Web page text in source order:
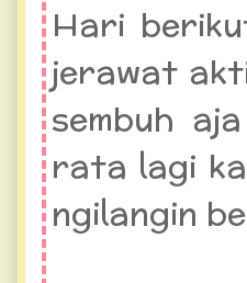
Hari
jerawat
sembuh
rata lagi
ngilangin